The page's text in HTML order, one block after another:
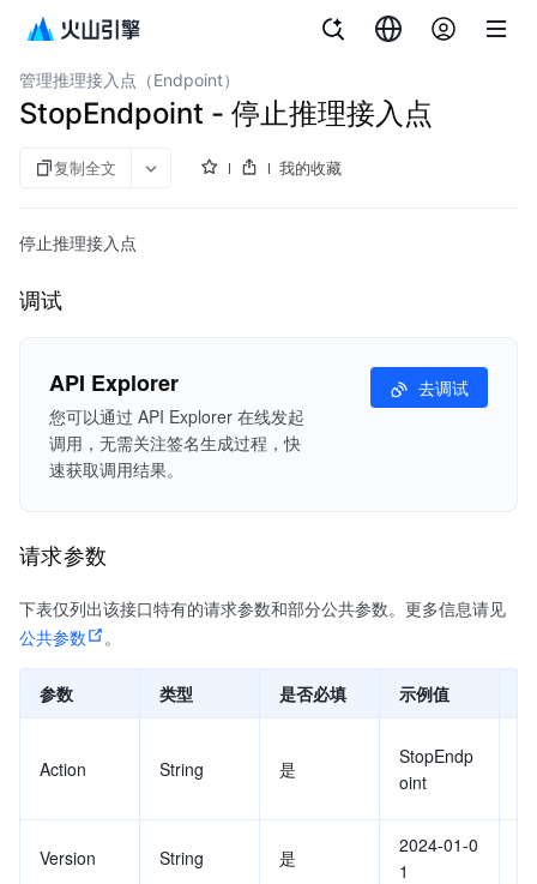
考
火山方舟
管理推理接入点（Endpoint）
StopEndpoint - 停止推理接入点
复制全文 我的收藏
停止推理接入点
调试
API Explorer
您可以通过 API Explorer 在线发起
调用，无需关注签名生成过程，快
速获取调用结果。
去调试
请求参数
下表仅列出该接口特有的请求参数和部分公共参数。更多信息请见
公共参数
。
参数 类型 是否必填 示例值
Action String 是
StopEndp
oint
Version String 是
2024-01-0
1